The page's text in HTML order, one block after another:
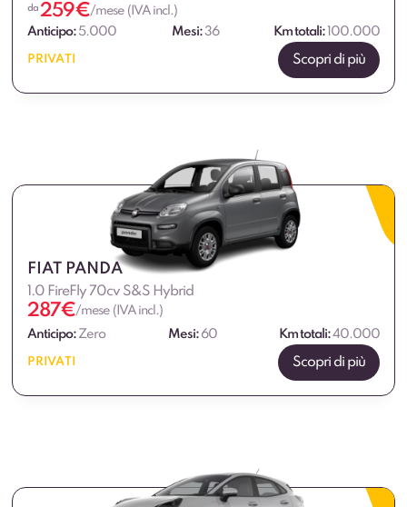
da 259€/mese (IVA incl.)
Anticipo: 5.000 Mesi:36 Km totali: 100.000
PRIVATI Scopri di più
FIAT PANDA
1.0 FireFly 70cv S&S Hybrid
287€/mese (IVA incl.)
Anticipo: Zero Mesi:60 Km totali:40.000
PRIVATI Scopri di più